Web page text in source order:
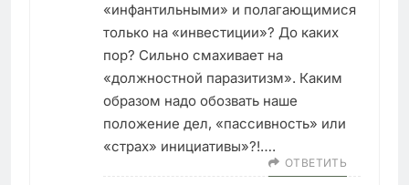
«инфантильными» и полагающимися
только на «инвестиции»? До каких
пор? Сильно смахивает на
«должностной паразитизм». Каким
образом надо обозвать наше
положение дел, «пассивность» или
«страх» инициативы»?!….
ОТВЕТИТЬ